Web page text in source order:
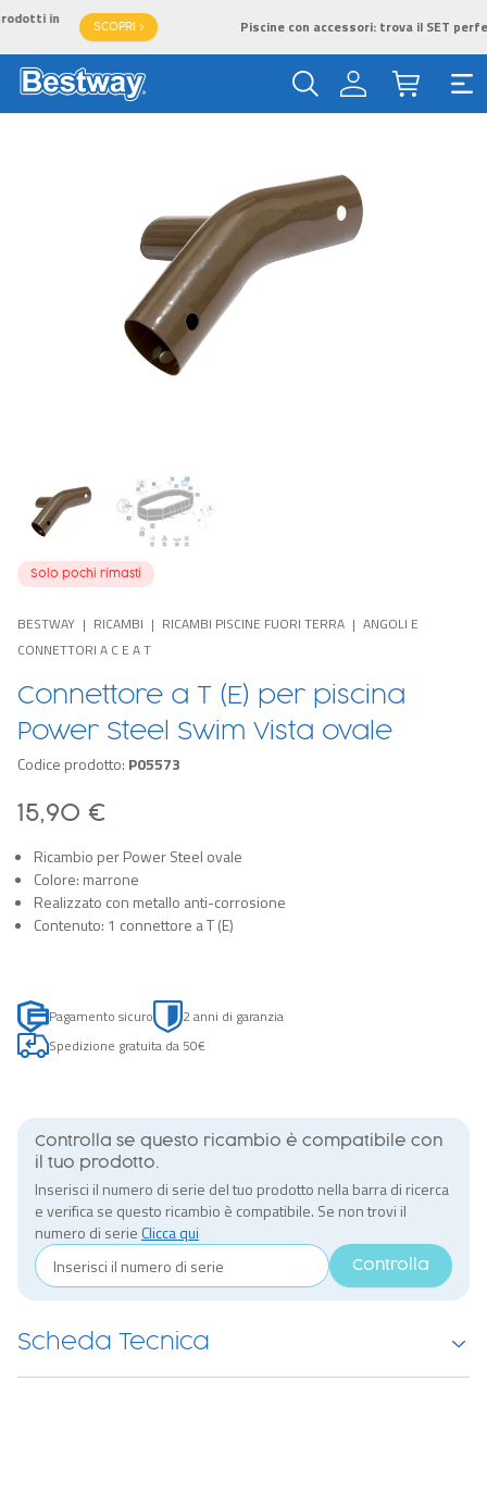
Piscine con accessori: trova il SET perfetto per te! SCOPRI >
Solo pochi rimasti
BESTWAY RICAMBI RICAMBI PISCINE FUORI TERRA
ANGOLI E
CONNETTORI A C E A T
Connettore a T (E) per piscina
Power Steel Swim Vista ovale
Codice prodotto: P05573
15,90 €
Ricambio per Power Steel ovale
Colore: marrone
Realizzato con metallo anti-corrosione
Contenuto: 1 connettore a T (E)
Pagamento sicuro
2 anni di garanzia
Spedizione gratuita da 50€
Controlla se questo ricambio è compatibile con
il tuo prodotto.
Inserisci il numero di serie del tuo prodotto nella barra di ricerca
e verifica se questo ricambio è compatibile. Se non trovi il
numero di serie Clicca qui
Controlla
Scheda Tecnica